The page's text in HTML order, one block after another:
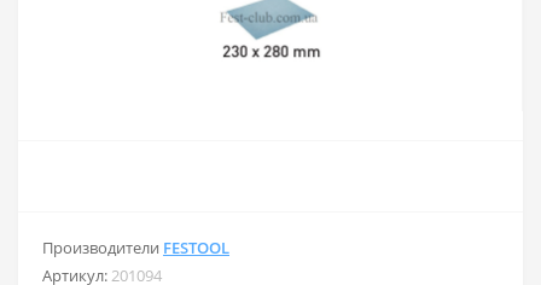
Производители FESTOOL
Артикул:201094